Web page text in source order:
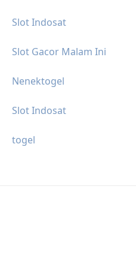
Slot Indosat
Slot Gacor Malam Ini
Nenektogel
Slot Indosat
togel